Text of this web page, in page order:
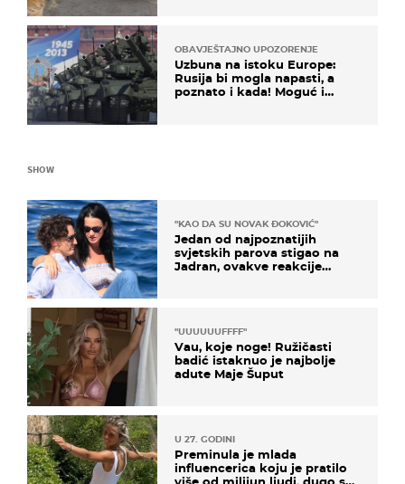
OBAVJEŠTAJNO UPOZORENJE
Uzbuna na istoku Europe:
Rusija bi mogla napasti, a
poznato i kada! Moguć i
SHOW
"KAO DA SU NOVAK ĐOKOVIĆ"
Jedan od najpoznatijih
svjetskih parova stigao na
Jadran, ovakve reakcije
"UUUUUUFFFF"
Vau, koje noge! Ružičasti
badić istaknuo je najbolje
adute Maje Šuput
U 27. GODINI
Preminula je mlada
influencerica koju je pratilo